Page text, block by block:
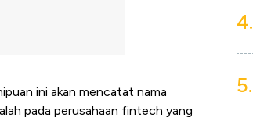
ini akan mencatat nama
pada perusahaan fintech yang
4.
5.